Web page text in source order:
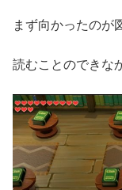
まず向かったのが
読むことのできな